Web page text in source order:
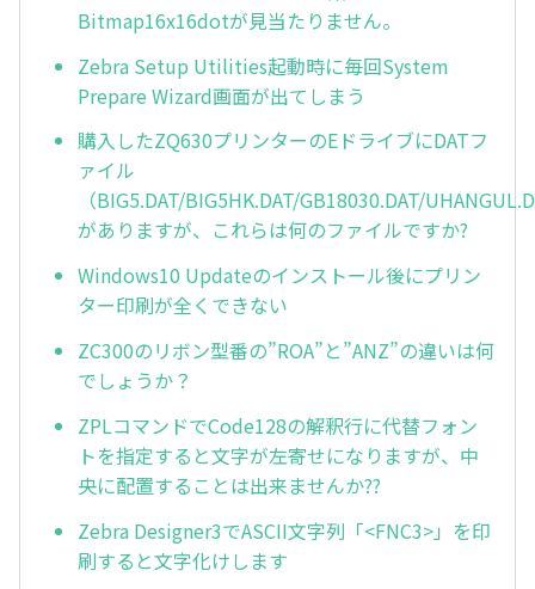
Bitmap16x16dotが見当たりません。
Zebra Setup Utilities起動時に毎回System
Prepare Wizard画面が出てしまう
購入したZQ630プリンターのEドライブにDATフ
ァイル
（BIG5.DAT/BIG5HK.DAT/GB18030.DAT/
がありますが、これらは何のファイルですか?
Windows10 Updateのインストール後にプリン
ター印刷が全くできない
ZC300のリボン型番の”ROA”と”ANZ”の違いは何
でしょうか？
ZPLコマンドでCode128の解釈行に代替フォン
トを指定すると文字が左寄せになりますが、中
央に配置することは出来ませんか??
Zebra Designer3でASCII文字列「<FNC3>」を印
刷すると文字化けします